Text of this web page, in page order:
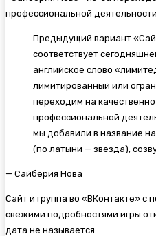
профессиональной деятельности.
Предыдущий вариант
соответствует
английское слово
лимитированный или
переходим на
профессиональной
мы добавили в название
(по латыни — звезда),
— Сайберия Нова
Сайт и группа во «ВКонтакте» с
свежими подробностями игры
дата не называется.